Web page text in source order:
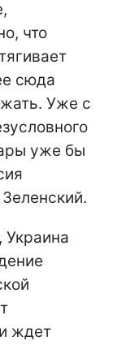
что
сюда
Уже с
уже бы
Украина
ждет